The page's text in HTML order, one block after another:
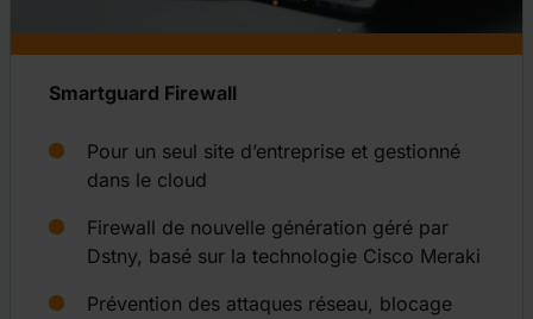
Smartguard Firewall
Pour un seul site d’entreprise et gestionné
dans le cloud
Firewall de nouvelle génération géré par
Dstny, basé sur la technologie Cisco Meraki
Prévention des attaques réseau, blocage